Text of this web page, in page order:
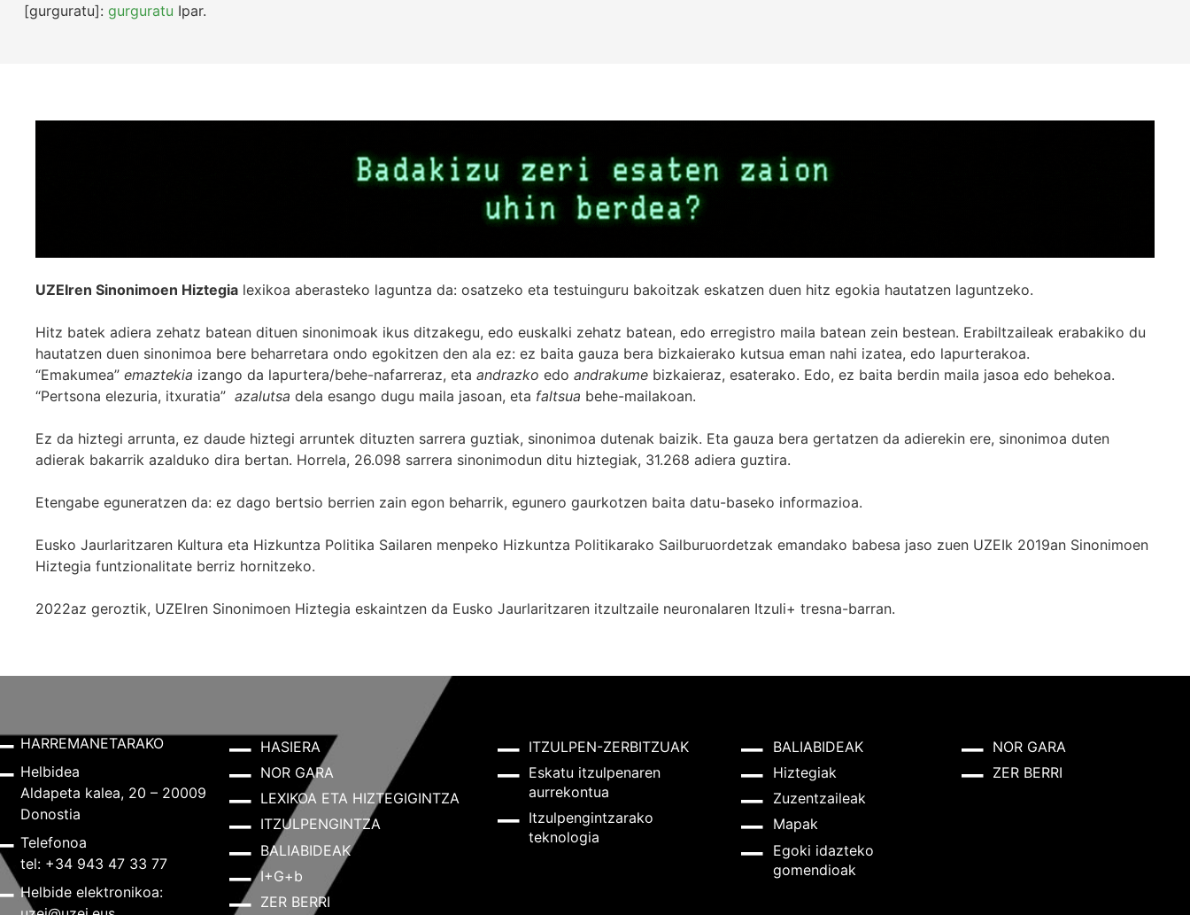
[gurguratu]: gurguratu Ipar.
UZEIren Sinonimoen Hiztegia lexikoa aberasteko laguntza da: osatzeko eta testuinguru bakoitzak eskatzen duen hitz egokia hautatzen laguntzeko.
Hitz batek adiera zehatz batean dituen sinonimoak ikus ditzakegu, edo euskalki zehatz batean, edo erregistro maila batean zein bestean. Erabiltzaileak erabakiko du
hautatzen duen sinonimoa bere beharretara ondo egokitzen den ala ez: ez baita gauza bera bizkaierako kutsua eman nahi izatea, edo lapurterakoa.
“Emakumea” emaztekia izango da lapurtera/behe-nafarreraz, eta andrazko edo andrakume bizkaieraz, esaterako. Edo, ez baita berdin maila jasoa edo behekoa.
“Pertsona elezuria, itxuratia” azalutsa dela esango dugu maila jasoan, eta faltsua behe-mailakoan.
Ez da hiztegi arrunta, ez daude hiztegi arruntek dituzten sarrera guztiak, sinonimoa dutenak baizik. Eta gauza bera gertatzen da adierekin ere, sinonimoa duten
adierak bakarrik azalduko dira bertan. Horrela, 26.098 sarrera sinonimodun ditu hiztegiak, 31.268 adiera guztira.
Etengabe eguneratzen da: ez dago bertsio berrien zain egon beharrik, egunero gaurkotzen baita datu-baseko informazioa.
Eusko Jaurlaritzaren Kultura eta Hizkuntza Politika Sailaren menpeko Hizkuntza Politikarako Sailburuordetzak emandako babesa jaso zuen UZEIk 2019an Sinonimoen
Hiztegia funtzionalitate berriz hornitzeko.
2022az geroztik, UZEIren Sinonimoen Hiztegia eskaintzen da Eusko Jaurlaritzaren itzultzaile neuronalaren Itzuli+ tresna-barran.
HARREMANETARAKO
Helbidea
Aldapeta kalea, 20 – 20009
Donostia
Telefonoa
tel: +34 943 47 33 77
Helbide elektronikoa:
HASIERA
NOR GARA
LEXIKOA ETA HIZTEGIGINTZA
ITZULPENGINTZA
BALIABIDEAK
I+G+b
ZER BERRI
ITZULPEN-ZERBITZUAK
Eskatu itzulpenaren
aurrekontua
Itzulpengintzarako
teknologia
BALIABIDEAK
Hiztegiak
Zuzentzaileak
Mapak
Egoki idazteko
gomendioak
NOR GARA
ZER BERRI